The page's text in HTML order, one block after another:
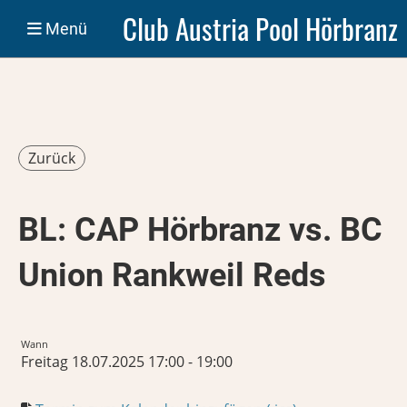
Club Austria Pool Hörbranz
Menü
Zurück
BL: CAP Hörbranz vs. BC
Union Rankweil Reds
Wann
Freitag 18.07.2025 17:00 - 19:00